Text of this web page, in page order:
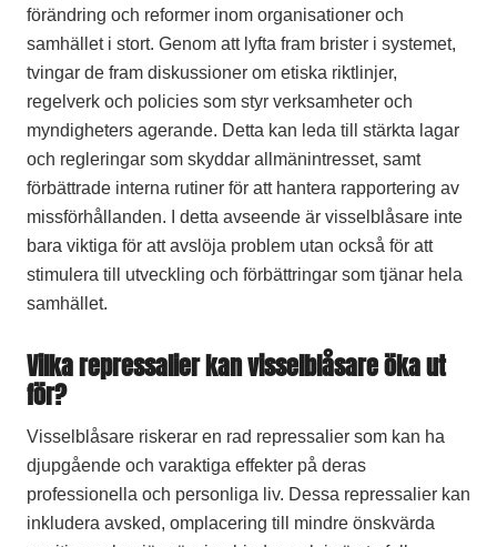
förändring och reformer inom organisationer och
samhället i stort. Genom att lyfta fram brister i systemet,
tvingar de fram diskussioner om etiska riktlinjer,
regelverk och policies som styr verksamheter och
myndigheters agerande. Detta kan leda till stärkta lagar
och regleringar som skyddar allmänintresset, samt
förbättrade interna rutiner för att hantera rapportering av
missförhållanden. I detta avseende är visselblåsare inte
bara viktiga för att avslöja problem utan också för att
stimulera till utveckling och förbättringar som tjänar hela
samhället.
Vilka repressalier kan visselblåsare öka ut
för?
Visselblåsare riskerar en rad repressalier som kan ha
djupgående och varaktiga effekter på deras
professionella och personliga liv. Dessa repressalier kan
inkludera avsked, omplacering till mindre önskvärda